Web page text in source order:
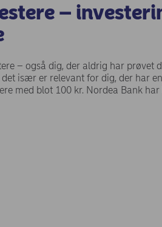
–
– også dig, der aldrig har prøvet
især er relevant for dig, der har
med blot 100 kr. Nordea Bank har
new window)